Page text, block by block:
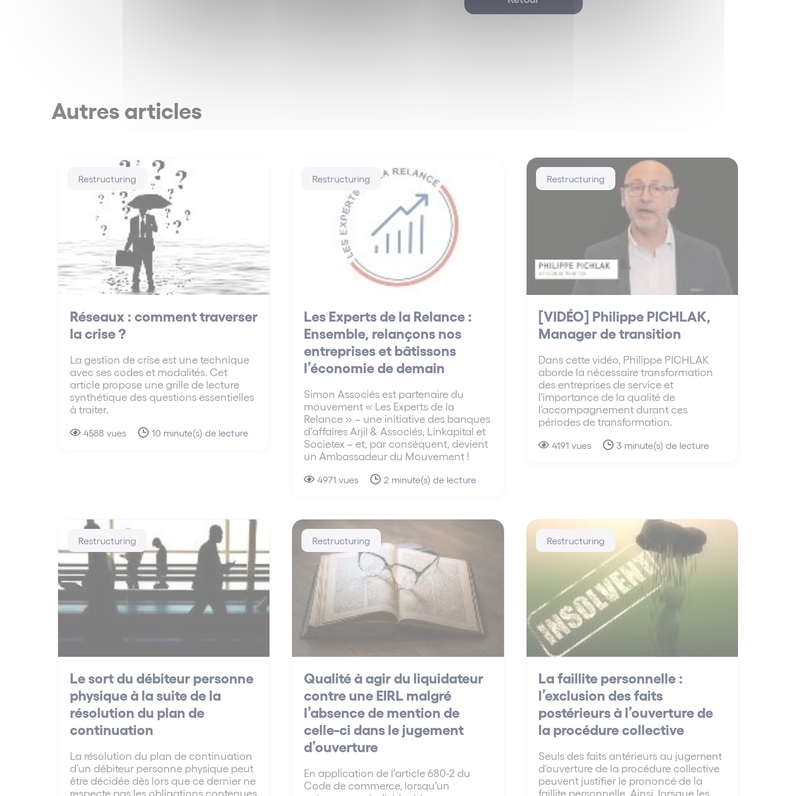
Autres articles
Restructuring
Réseaux : comment traverser
la crise ?
La gestion de crise est une technique
avec ses codes et modalités. Cet
article propose une grille de lecture
synthétique des questions essentielles
à traiter.
4588 vues 10 minute(s) de lecture
Restructuring
Les Experts de la Relance :
Ensemble, relançons nos
entreprises et bâtissons
l’économie de demain
Simon Associés est partenaire du
mouvement « Les Experts de la
Relance » – une initiative des banques
d’affaires Arjil & Associés, Linkapital et
Societex – et, par conséquent, devient
un Ambassadeur du Mouvement !
4971 vues 2 minute(s) de lecture
Restructuring
[VIDÉO] Philippe PICHLAK,
Manager de transition
Dans cette vidéo, Philippe PICHLAK
aborde la nécessaire transformation
des entreprises de service et
l'importance de la qualité de
l'accompagnement durant ces
périodes de transformation.
4191 vues 3 minute(s) de lecture
Restructuring
Le sort du débiteur personne
physique à la suite de la
résolution du plan de
continuation
La résolution du plan de continuation
d’un débiteur personne physique peut
être décidée dès lors que ce dernier ne
respecte pas les obligations contenues
Restructuring
Qualité à agir du liquidateur
contre une EIRL malgré
l’absence de mention de
celle-ci dans le jugement
d’ouverture
En application de l’article 680-2 du
Code de commerce, lorsqu’un
Restructuring
La faillite personnelle :
l’exclusion des faits
postérieurs à l’ouverture de
la procédure collective
Seuls des faits antérieurs au jugement
d'ouverture de la procédure collective
peuvent justifier le prononcé de la
faillite personnelle. Ainsi, lorsque les